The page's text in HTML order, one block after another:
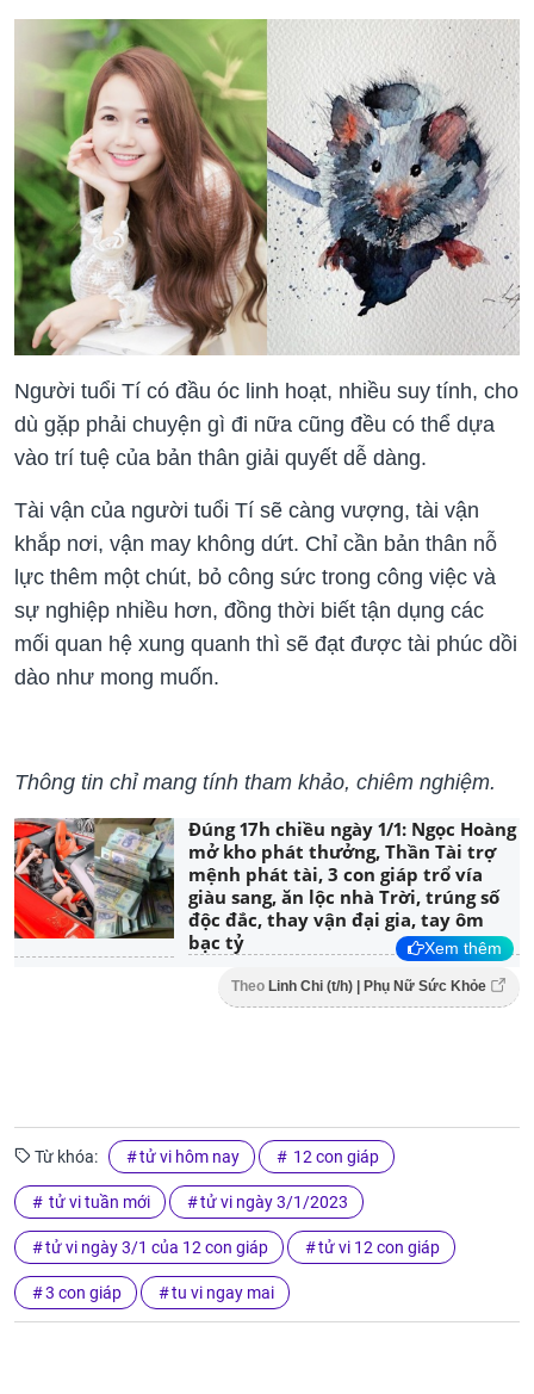
Người tuổi Tí có đầu óc linh hoạt, nhiều suy tính, cho
dù gặp phải chuyện gì đi nữa cũng đều có thể dựa
vào trí tuệ của bản thân giải quyết dễ dàng.
Tài vận của người tuổi Tí sẽ càng vượng, tài vận
khắp nơi, vận may không dứt. Chỉ cần bản thân nỗ
lực thêm một chút, bỏ công sức trong công việc và
sự nghiệp nhiều hơn, đồng thời biết tận dụng các
mối quan hệ xung quanh thì sẽ đạt được tài phúc dồi
dào như mong muốn.
Thông tin chỉ mang tính tham khảo, chiêm nghiệm.
Đúng 17h chiều ngày 1/1: Ngọc Hoàng
mở kho phát thưởng, Thần Tài trợ
mệnh phát tài, 3 con giáp trổ vía
giàu sang, ăn lộc nhà Trời, trúng số
độc đắc, thay vận đại gia, tay ôm
bạc tỷ
Xem thêm
Theo Linh Chi (t/h) | Phụ Nữ Sức Khỏe
Từ khóa: tử vi hôm nay 12 con giáp
tử vi tuần mới tử vi ngày 3/1/2023
tử vi ngày 3/1 của 12 con giáp tử vi 12 con giáp
3 con giáp tu vi ngay mai